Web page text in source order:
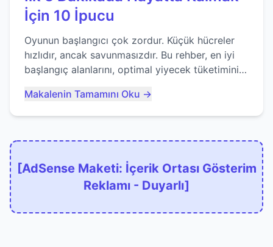
İçin 10 İpucu
Oyunun başlangıcı çok zordur. Küçük hücreler
hızlıdır, ancak savunmasızdır. Bu rehber, en iyi
başlangıç alanlarını, optimal yiyecek tüketimini
kaçınacağınızı anlatıyor...
Makalenin Tamamını Oku →
[AdSense Maketi: İçerik Ortası Gösterim
Reklamı - Duyarlı]